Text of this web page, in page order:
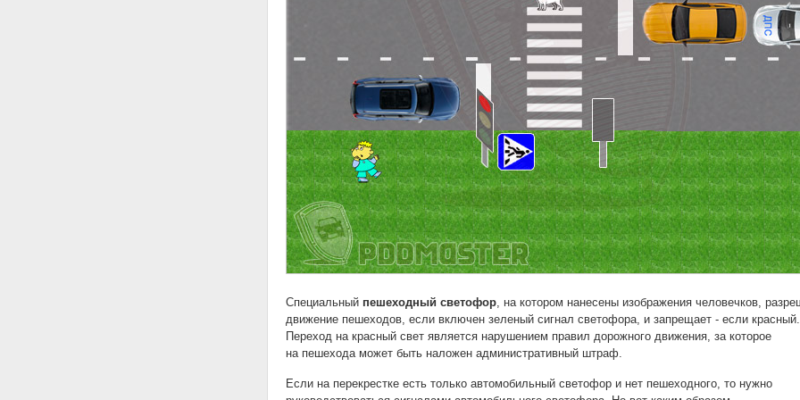
Специальный пешеходный светофор, на котором нанесены изображения человечков,
движение пешеходов, если включен зеленый сигнал светофора, и запрещает - если красный.
Переход на красный свет является нарушением правил дорожного движения, за которое
на пешехода может быть наложен административный штраф.
Если на перекрестке есть только автомобильный светофор и нет пешеходного, то нужно